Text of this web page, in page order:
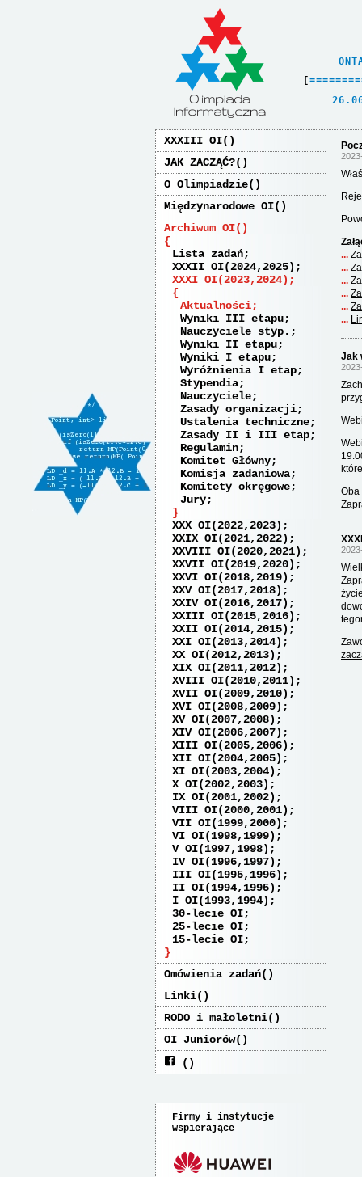
[ ========
XXXIII OI
JAK ZACZĄĆ?
O Olimpiadzie
Międzynarodowe OI
Archiwum OI
Lista zadań
XXXII OI(2024,2025)
XXXI OI(2023,2024)
Aktualności
Wyniki III etapu
Nauczyciele styp.
Wyniki II etapu
Wyniki I etapu
Wyróżnienia I etap
Stypendia
Nauczyciele
Zasady organizacji
Ustalenia techniczne
Zasady II i III etap
Regulamin
Komitet Główny
Komisja zadaniowa
Komitety okręgowe
Jury
XXX OI(2022,2023)
XXIX OI(2021,2022)
XXVIII OI(2020,2021)
XXVII OI(2019,2020)
XXVI OI(2018,2019)
XXV OI(2017,2018)
XXIV OI(2016,2017)
XXIII OI(2015,2016)
XXII OI(2014,2015)
XXI OI(2013,2014)
XX OI(2012,2013)
XIX OI(2011,2012)
XVIII OI(2010,2011)
XVII OI(2009,2010)
XVI OI(2008,2009)
XV OI(2007,2008)
XIV OI(2006,2007)
XIII OI(2005,2006)
XII OI(2004,2005)
XI OI(2003,2004)
X OI(2002,2003)
IX OI(2001,2002)
VIII OI(2000,2001)
VII OI(1999,2000)
VI OI(1998,1999)
V OI(1997,1998)
IV OI(1996,1997)
III OI(1995,1996)
II OI(1994,1995)
I OI(1993,1994)
30-lecie OI
25-lecie OI
15-lecie OI
Omówienia zadań
Linki
RODO i małoletni
OI Juniorów
Firmy i instytucje
wspierające
Jak
Oba